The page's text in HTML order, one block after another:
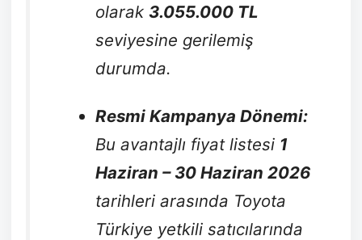
olarak 3.055.000 TL
seviyesine gerilemiş
durumda.
Resmi Kampanya Dönemi:
Bu avantajlı fiyat listesi 1
Haziran – 30 Haziran 2026
tarihleri arasında Toyota
Türkiye yetkili satıcılarında